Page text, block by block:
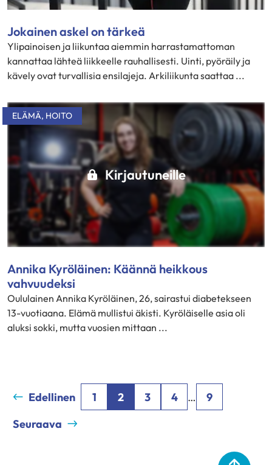
Jokainen askel on tärkeä
Ylipainoisen ja liikuntaa aiemmin harrastamattoman
kannattaa lähteä liikkeelle rauhallisesti. Uinti, pyöräily ja
kävely ovat turvallisia ensilajeja. Arkiliikunta saattaa ...
Kirjautuneille
ELÄMÄ, HOITO
Annika Kyröläinen: Käännä heikkous
vahvuudeksi
Oululainen Annika Kyröläinen, 26, sairastui diabetekseen
13-vuotiaana. Elämä mullistui äkisti. Kyröläiselle asia oli
aluksi sokki, mutta vuosien mittaan ...
Edellinen 1 2 3 4 …
9
Seuraava